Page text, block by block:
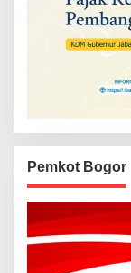
Pemkot Bogor